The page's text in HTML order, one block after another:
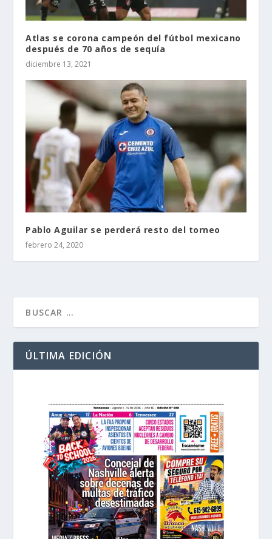
Atlas se corona campeón del fútbol mexicano
después de 70 años de sequía
diciembre 13, 2021
Pablo Aguilar se perderá resto del torneo
febrero 24, 2020
ÚLTIMA EDICIÓN